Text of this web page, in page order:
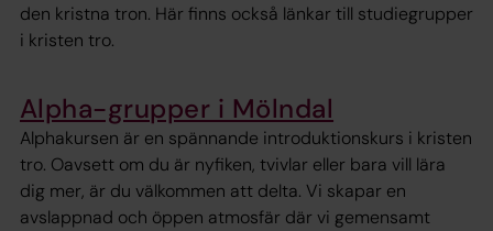
den kristna tron. Här finns också länkar till studiegrupper
i kristen tro.
Alpha-grupper i Mölndal
Alphakursen är en spännande introduktionskurs i kristen
tro. Oavsett om du är nyfiken, tvivlar eller bara vill lära
dig mer, är du välkommen att delta. Vi skapar en
avslappnad och öppen atmosfär där vi gemensamt